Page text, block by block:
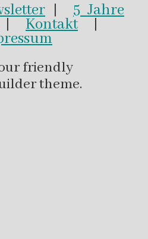
| 5 Jahre
| Kontakt|
friendly
theme.